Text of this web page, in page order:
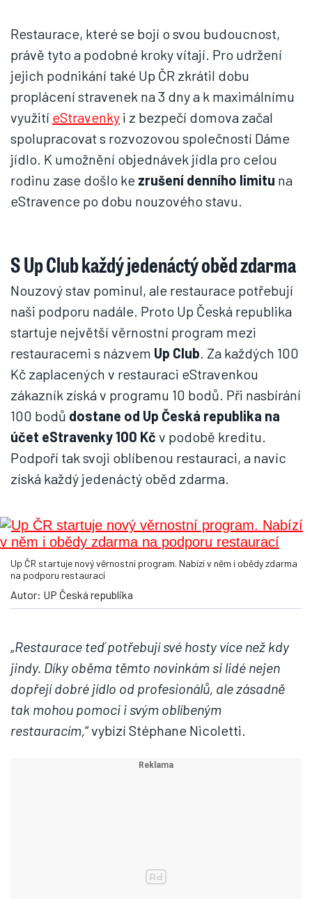
Restaurace, které se bojí o svou budoucnost,
právě tyto a podobné kroky vítají. Pro udržení
jejich podnikání také Up ČR zkrátil dobu
proplácení stravenek na 3 dny a k maximálnímu
využití eStravenky i z bezpečí domova začal
spolupracovat s rozvozovou společností Dáme
jídlo. K umožnění objednávek jídla pro celou
rodinu zase došlo ke zrušení denního limitu na
eStravence po dobu nouzového stavu.
S Up Club každý jedenáctý oběd zdarma
Nouzový stav pominul, ale restaurace potřebují
naši podporu nadále. Proto Up Česká republika
startuje největší věrnostní program mezi
restauracemi s názvem Up Club. Za každých 100
Kč zaplacených v restauraci eStravenkou
zákazník získá v programu 10 bodů. Při nasbírání
100 bodů dostane od Up Česká republika na
účet eStravenky 100 Kč v podobě kreditu.
Podpoří tak svoji oblíbenou restauraci, a navíc
získá každý jedenáctý oběd zdarma.
Up ČR startuje nový věrnostní program. Nabízí v něm i obědy zdarma
na podporu restaurací
Autor: UP Česká republika
„Restaurace teď potřebují své hosty více než kdy
jindy. Díky oběma těmto novinkám si lidé nejen
dopřejí dobré jídlo od profesionálů, ale zásadně
tak mohou pomoci i svým oblíbeným
restauracím,“ vybízí Stéphane Nicoletti.